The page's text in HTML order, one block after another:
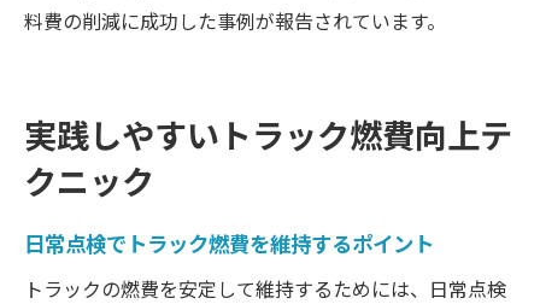
料費の削減に成功した事例が報告されています。
実践しやすいトラック燃費向上テ
クニック
日常点検でトラック燃費を維持するポイント
トラックの燃費を安定して維持するためには、日常点検